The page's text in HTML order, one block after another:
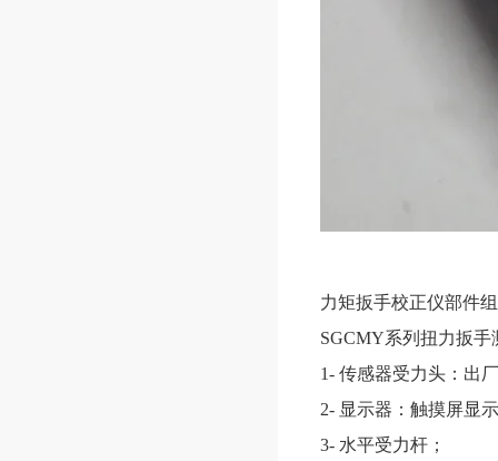
力矩扳手校正仪部件
SGCMY系列扭力扳
1- 传感器受力头：出
2- 显示器：触摸屏显
3- 水平受力杆；